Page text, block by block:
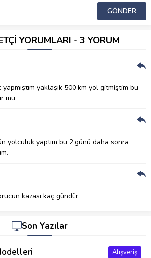
YORUMLARI - 3 YORUM
yaklaşık 500 km yol gitmiştim bu
mu
Ver
yolculuk yaptım bu 2 günü daha sonra
kazası kaç gündür
Son Yazılar
Alışveriş